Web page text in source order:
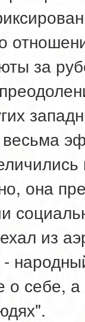
за
весьма
она
из
о себе,